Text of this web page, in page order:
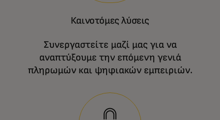
Καινοτόμες λύσεις
Συνεργαστείτε μαζί μας για να
αναπτύξουμε την επόμενη γενιά
πληρωμών και ψηφιακών εμπειριών.